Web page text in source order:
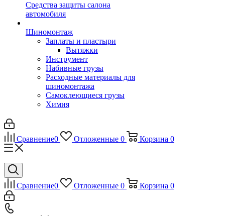
Средства защиты салона
автомобиля
Шиномонтаж
Заплаты и пластыри
Вытяжки
Инструмент
Набивные грузы
Расходные материалы для
шиномонтажа
Самоклеющиеся грузы
Химия
Сравнение0 Отложенные 0 Корзина 0
Сравнение0 Отложенные 0 Корзина 0